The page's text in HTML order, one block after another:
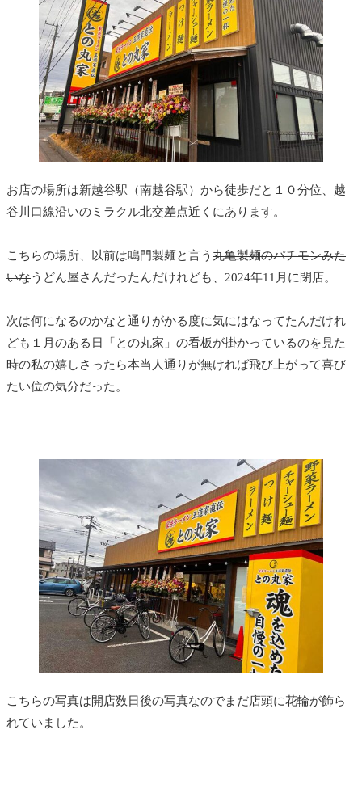
お店の場所は新越谷駅（南越谷駅）から徒歩だと１０分位、越
谷川口線沿いのミラクル北交差点近くにあります。
こちらの場所、以前は鳴門製麺と言う 丸亀製麺のパチモンみた
いなうどん屋さんだったんだけれども、2024年11月に閉店。
次は何になるのかなと通りがかる度に気にはなってたんだけれ
ども１月のある日「との丸家」の看板が掛かっているのを見た
時の私の嬉しさったら本当人通りが無ければ飛び上がって喜び
たい位の気分だった。
こちらの写真は開店数日後の写真なのでまだ店頭に花輪が飾ら
れていました。